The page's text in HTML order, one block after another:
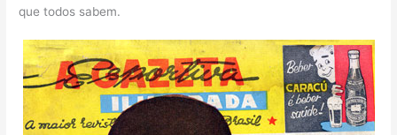
que todos sabem.